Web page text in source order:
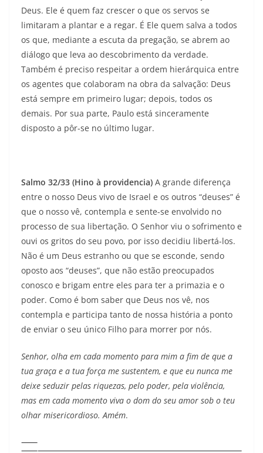
Deus. Ele é quem faz crescer o que os servos se
limitaram a plantar e a regar. É Ele quem salva a todos
os que, mediante a escuta da pregação, se abrem ao
diálogo que leva ao descobrimento da verdade.
Também é preciso respeitar a ordem hierárquica entre
os agentes que colaboram na obra da salvação: Deus
está sempre em primeiro lugar; depois, todos os
demais. Por sua parte, Paulo está sinceramente
disposto a pôr-se no último lugar.
Salmo 32/33 (Hino à providencia) A grande diferença
entre o nosso Deus vivo de Israel e os outros “deuses” é
que o nosso vê, contempla e sente-se envolvido no
processo de sua libertação. O Senhor viu o sofrimento e
ouvi os gritos do seu povo, por isso decidiu libertá-los.
Não é um Deus estranho ou que se esconde, sendo
oposto aos “deuses”, que não estão preocupados
conosco e brigam entre eles para ter a primazia e o
poder. Como é bom saber que Deus nos vê, nos
contempla e participa tanto de nossa história a ponto
de enviar o seu único Filho para morrer por nós.
Senhor, olha em cada momento para mim a fim de que a
tua graça e a tua força me sustentem, e que eu nunca me
deixe seduzir pelas riquezas, pelo poder, pela violência,
mas em cada momento viva o dom do seu amor sob o teu
olhar misericordioso. Amém.